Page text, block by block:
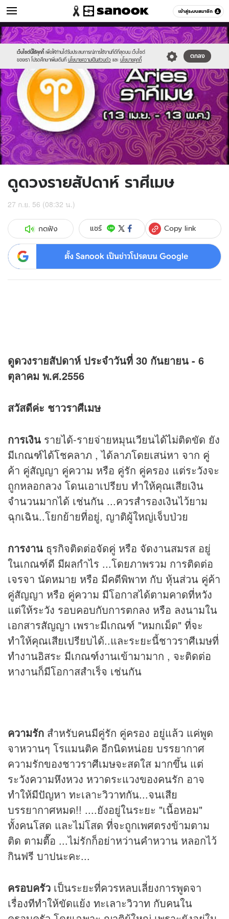
เข้าสู่ระบบสมาชิก
ดูดวง หมวดอื่นๆ
เว็บไซต์นี้ใช้คุกกี้ เพื่อให้ท่านได้รับประสบการณ์การใช้งานที่ดีที่สุดบน เว็บไซต์
ของเรา โปรดศึกษาเพิ่มเติมที่ นโยบายความเป็นส่วนตัว และ นโยบายคุกกี้
ตกลง
Sanook
//s.isanook.com/sr/0/images/logo-
new-
sanook.png
600
60
//s.isanook.com/ho/0/ud/10/52045/4aries.jpg
ดูดวงรายสัปดาห์ ราศีเมษ
27 ก.ย. 56 (08:32 น.)
กดฟัง แชร์ Copy link
ตั้ง Sanook เป็นข่าวโปรดบน Google
ดูดวงรายสัปดาห์ ประจำวันที่ 30 กันยายน - 6
ตุลาคม พ.ศ.2556
สวัสดีค่ะ ชาวราศีเมษ
การเงิน รายได้-รายจ่ายหมุนเวียนได้ไม่ติดขัด ยัง
มีเกณฑ์ได้โชคลาภ , ได้ลาภโดยเสน่หา จาก คู่
ค้า คู่สัญญา คู่ความ หรือ คู่รัก คู่ครอง แต่ระวังจะ
ถูกหลอกลวง โดนเอาเปรียบ ทำให้คุณเสียเงิน
จำนวนมากได้ เช่นกัน ...ควรสำรองเงินไว้ยาม
ฉุกเฉิน..โยกย้ายที่อยู่, ญาติผู้ใหญ่เจ็บป่วย
การงาน ธุรกิจติดต่อจัดคู่ หรือ จัดงานสมรส อยู่
ในเกณฑ์ดี มีผลกำไร ...โดยภาพรวม การติดต่อ
เจรจา นัดหมาย หรือ มีคดีพิพาท กับ หุ้นส่วน คู่ค้า
คู่สัญญา หรือ คู่ความ มีโอกาสได้ตามคาดที่หวัง
แต่ให้ระวัง รอบคอบกับการตกลง หรือ ลงนามใน
เอกสารสัญญา เพราะมีเกณฑ์ "หมกเม็ด" ที่จะ
ทำให้คุณเสียเปรียบได้..และระยะนี้ชาวราศีเมษที่
ทำงานอิสระ มีเกณฑ์งานเข้ามามาก , จะติดต่อ
หางานก็มีโอกาสสำเร็จ เช่นกัน
ความรัก สำหรับคนมีคู่รัก คู่ครอง อยู่แล้ว แค่พูด
จาหวานๆ โรแมนติค อีกนิดหน่อย บรรยากาศ
ความรักของชาวราศีเมษจะสดใส มากขึ้น แต่
ระวังความหึงหวง หวาดระแวงของคนรัก อาจ
ทำให้มีปัญหา ทะเลาะวิวาทกัน...จนเสีย
บรรยากาศหมด!! ....ยังอยู่ในระยะ "เนื้อหอม"
ทั้งคนโสด และไม่โสด ที่จะถูกเพศตรงข้ามตาม
ติด ตามตื๊อ ...ไม่รักก็อย่าหว่านคำหวาน หลอกไว้
กินฟรี บาปนะคะ...
ครอบครัว เป็นระยะที่ควรหลบเลี่ยงการพูดจา
เรื่องทีทำให้ขัดแย้ง ทะเลาะวิวาท กับคนใน